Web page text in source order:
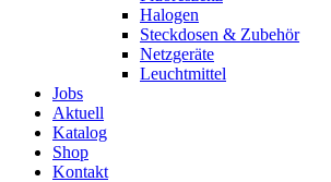
Halogen
Steckdosen & Zubehör
Netzgeräte
Leuchtmittel
Jobs
Aktuell
Katalog
Shop
Kontakt